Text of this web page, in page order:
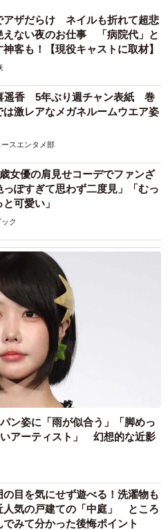
アザだらけ ネイルも折れて超悲
ない夜のお仕事 「病院代」と
客も！【現役キャストに取材】
遥香 5年ぶり週チャン表紙 巻
は激レアなメガネルームウエア姿
ースエンタメ部
女優の肩見せコーデでファンざ
ぽすぎて思わず二度見」「むっ
可愛い」
ク
ン姿に「雨が似合う」「脚めっ
アーティスト」 幻想的な近影
の目を気にせず遊べる！洗濯物も
人気の戸建ての「中庭」 ところ
みて分かった後悔ポイント